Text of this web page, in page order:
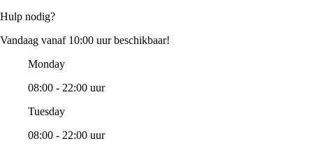
Hulp nodig?
Vandaag vanaf 10:00 uur beschikbaar!
Monday
08:00 - 22:00 uur
Tuesday
08:00 - 22:00 uur